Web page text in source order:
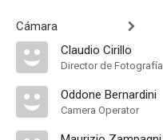
Cámara
Claudio Cirillo
Director de Fotografía
Oddone Bernardini
Camera Operator